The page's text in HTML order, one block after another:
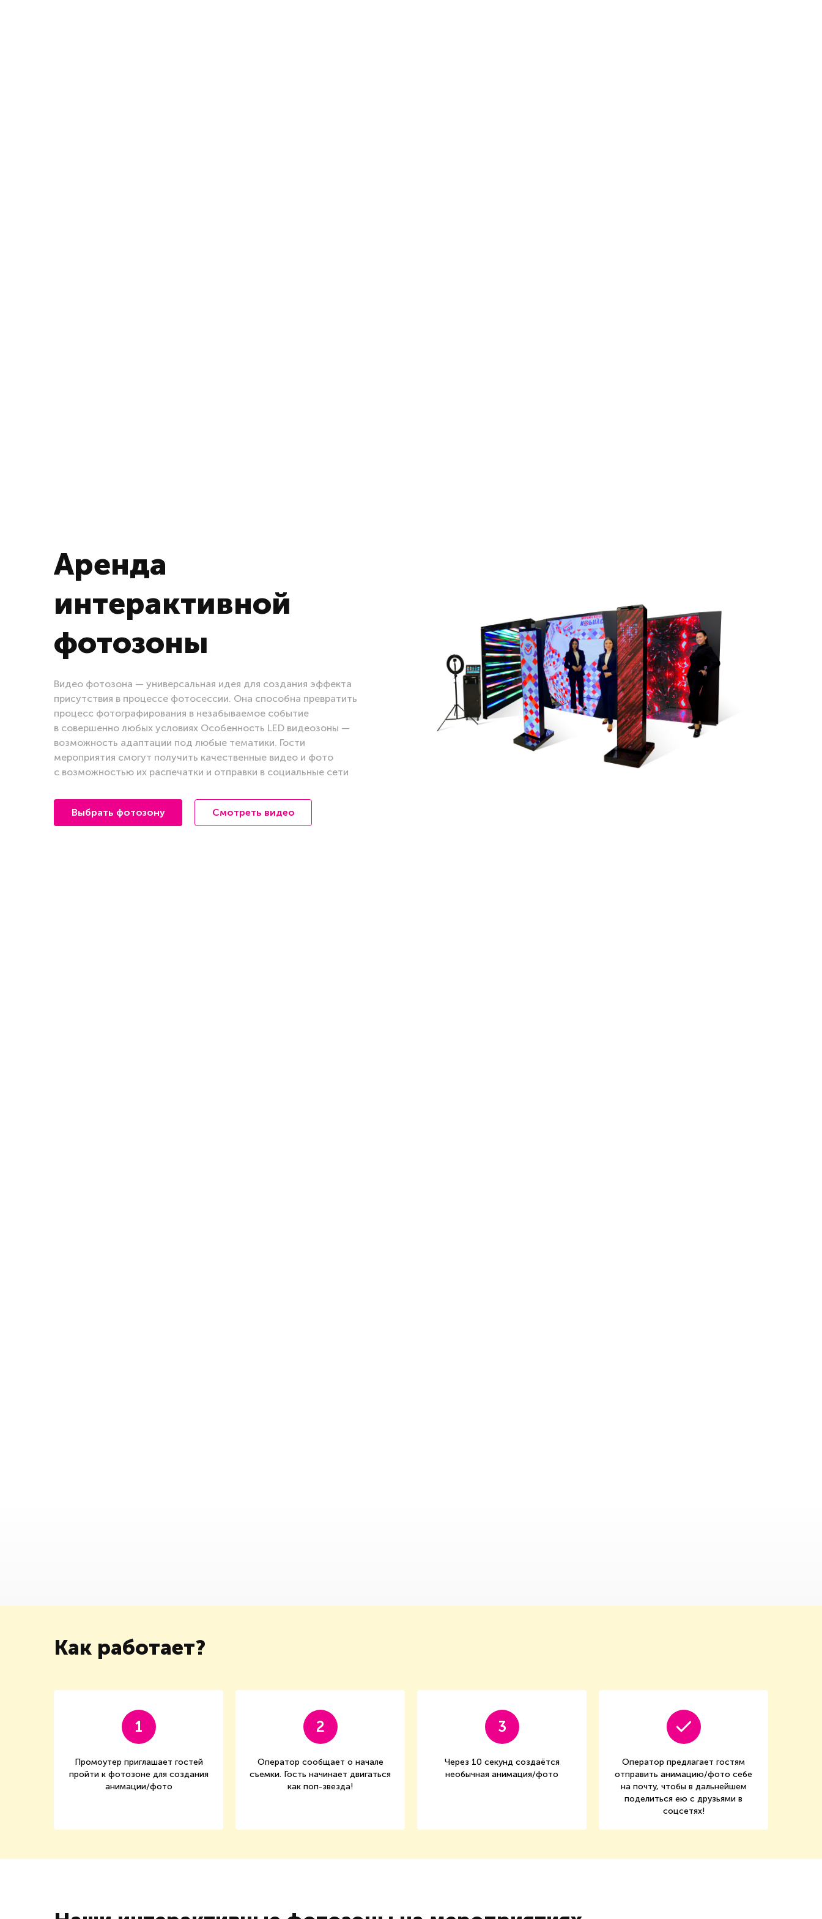
Аренда
интерактивной
фотозоны
Видео фотозона — универсальная идея для создания эффекта
присутствия в процессе фотосессии. Она способна превратить
процесс фотографирования в незабываемое событие
в совершенно любых условиях Особенность LED видеозоны —
возможность адаптации под любые тематики. Гости
мероприятия смогут получить качественные видео и фото
с возможностью их распечатки и отправки в социальные сети
Выбрать фотозону Смотреть видео
Как работает?
1
Промоутер приглашает гостей
пройти к фотозоне для создания
анимации/фото
2
Оператор сообщает о начале
съемки. Гость начинает двигаться
как поп-звезда!
3
Через 10 секунд создаётся
необычная анимация/фото
Оператор предлагает гостям
отправить анимацию/фото себе
на почту, чтобы в дальнейшем
поделиться ею с друзьями в
соцсетях!